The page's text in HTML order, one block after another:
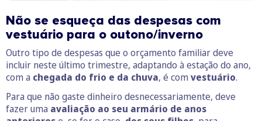
Não se esqueça das despesas com
vestuário para o outono/inverno
Outro tipo de despesas que o orçamento familiar deve
incluir neste último trimestre, adaptando à estação do ano,
com a chegada do frio e da chuva, é com vestuário.
Para que não gaste dinheiro desnecessariamente, deve
fazer uma avaliação ao seu armário de anos